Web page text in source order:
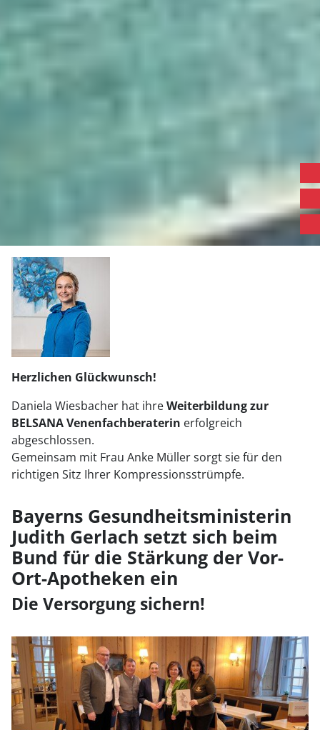
Herzlichen Glückwunsch!
Daniela Wiesbacher hat ihreWeiterbildung zur
BELSANA Venenfachberaterin erfolgreich
abgeschlossen.
Gemeinsam mit Frau Anke Müller sorgt sie für den
richtigen Sitz Ihrer Kompressionsstrümpfe.
Bayerns Gesundheitsministerin
Judith Gerlach setzt sich beim
Bund für die Stärkung der Vor-
Ort-Apotheken ein
Die Versorgung sichern!